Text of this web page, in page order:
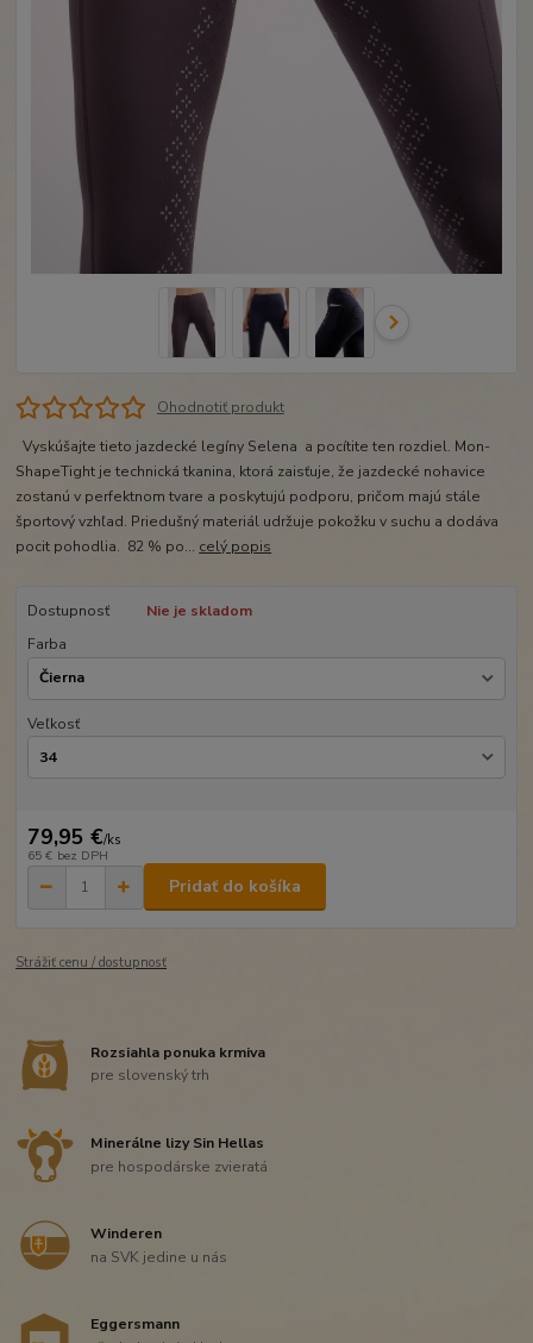
Ohodnotiť produkt
Vyskúšajte tieto jazdecké legíny Selena a pocítite ten rozdiel. Mon-
ShapeTight je technická tkanina, ktorá zaisťuje, že jazdecké nohavice
zostanú v perfektnom tvare a poskytujú podporu, pričom majú stále
športový vzhľad. Priedušný materiál udržuje pokožku v suchu a dodáva
pocit pohodlia. 82 % po... celý popis
Dostupnosť
Nie je skladom
Farba
Veľkosť
79,95 €/ks
65 € bez DPH
Pridať do košíka
Strážiť cenu / dostupnosť
Rozsiahla ponuka krmiva
pre slovenský trh
Minerálne lizy Sin Hellas
pre hospodárske zvieratá
Winderen
na SVK jedine u nás
Eggersmann